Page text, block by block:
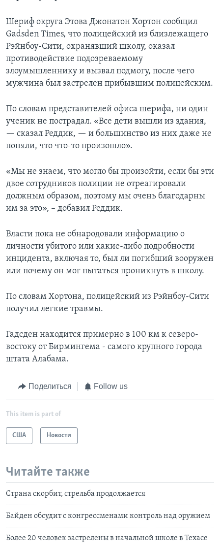
Шериф округа Этова Джонатон Хортон сообщил
Gadsden Times, что полицейский из близлежащего
Рэйнбоу-Сити, охранявший школу, оказал
противодействие подозреваемому
злоумышленнику и вызвал подмогу, после чего
мужчина был застрелен прибывшим полицейским.
По словам представителей офиса шерифа, ни один
ученик не пострадал. «Все дети вышли из здания,
— сказал Реддик, — и большинство из них даже не
поняли, что что-то произошло».
«Мы не знаем, что могло бы произойти, если бы эти
двое сотрудников полиции не отреагировали
должным образом, поэтому мы очень благодарны
им за это», – добавил Реддик.
Власти пока не обнародовали информацию о
личности убитого или какие-либо подробности
инцидента, включая то, был ли погибший вооружен
или почему он мог пытаться проникнуть в школу.
По словам Хортона, полицейский из Рэйнбоу-Сити
получил легкие травмы.
Гадсден находится примерно в 100 км к северо-
востоку от Бирмингема - самого крупного города
штата Алабама.
Поделиться Follow us
This item is part of
США Новости
Читайте также
Страна скорбит, стрельба продолжается
Байден обсудит с конгрессменами контроль над оружием
Более 20 человек застрелены в начальной школе в Техасе